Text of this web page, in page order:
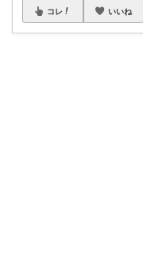
コレ いいね